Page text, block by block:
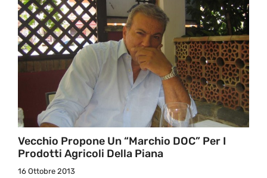
Vecchio Propone Un “Marchio DOC” Per I
Prodotti Agricoli Della Piana
16 Ottobre 2013